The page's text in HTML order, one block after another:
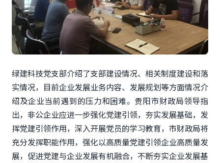
绿建科技党支部介绍了支部建设情况、相关制度建设和落
实情况，目前企业发展业务内容、发展规划等方面情况介
绍及企业当前遇到的压力和困难。贵阳市财政局领导指
出，非公企业应进一步强化党建引领，夯实发展基础，发
挥党建引领作用，深入开展党员的学习教育，市财政局将
充分发挥职能作用，强化以高质量党建引领企业高质量发
展，促进党建与企业发展有机融合，不断夯实企业发展基